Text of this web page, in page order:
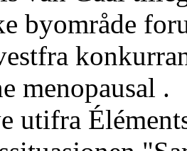
byområde
menopausal .
utifra